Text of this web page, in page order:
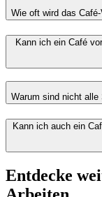
Wie oft wird das
Kann ich ein Café
Warum sind nicht
Kann ich auch ein
Entdecke